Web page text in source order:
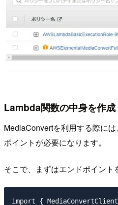
Lambda関数の中身を作成
MediaConvertを利用する際に
ポイントが必要になります。
そこで、まずはエンドポイント
import {